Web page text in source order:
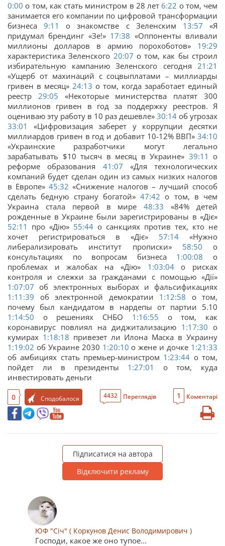
0:00 о том, как стать министром в 28 лет6:22 о том, чем
занимается его компании по цифровой трансформации
бизнеса9:11 о знакомстве с Зеленским 13:57 «Я
придумал брендинг «Зе!» 17:38 «Оппоненты вливали
миллионы долларов в армию порохоботов» 19:29
характеристика Зеленского 20:07 о том, как бы строил
избирательную кампанию Зеленского сегодня 21:21
«Ущерб от махинаций с соцвыплатами – миллиарды
гривен в месяц» 24:13 о том, когда заработает единый
реестр 29:05 «Некоторые министерства платят 300
миллионов гривен в год за поддержку реестров. Я
оцениваю эту работу в 10 раз дешевле» 30:14 об угрозах
33:01
«Цифровизация заберет у коррупции десятки
миллиардов гривен в год и добавит 10-12% ВВП» 34:10
«Украинские разработчики могут легально
зарабатывать $10 тысяч в месяц в Украине» 39:11 о
реформе образования 41:07 «Для технологических
компаний будет сделан один из самых низких налогов
в Европе»45:32 «Снижение налогов – лучший способ
сделать бедную страну богатой» 47:42 о том, в чем
Украина стала первой в мире48:33 «84% детей
рожденные в Украине были зарегистрированы в «Дiє»
52:11 про «Дiю» 55:44 о санкциях против тех, кто не
хочет регистрироваться в «Дiє» 57:14 «Нужно
либерализировать институт прописки» 58:50 о
консультациях по вопросам бизнеса 1:00:08 о
проблемах и жалобах на «Дiю» 1:03:04о рисках
контроля и слежки за гражданами с помощью «Дiї»
1:07:07 об электронных выборах и фальсификациях
1:11:39 об электронной демократии 1:12:58 о том,
почему был кандидатом в нардепы от партии 5.10
1:14:50 о решениях СНБО 1:16:55 о том, как
коронавирус повлиял на диджитализацию 1:17:30 о
кумирах 1:18:18 привезет ли Илона Маска в Украину
1:19:02 об Украине 2030 1:20:10 о жене и дочке 1:21:33
об амбициях стать премьер-министром 1:23:44 о том,
пойдет ли в президенты 1:27:01
о том, куда
инвестировать деньги
0 Сподобалося 4432 Переглядів 1 Коментарі
Підписатися на автора
Відключити рекламу
ЮФ "Січ" ( Коркунов Денис Володимирович )
Господи, какое же оно тупое...